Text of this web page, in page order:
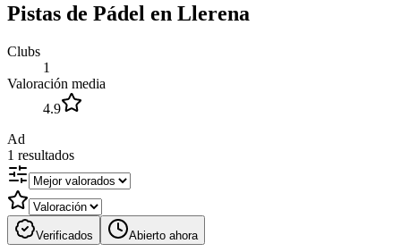
Pistas de Pádel en Llerena
Clubs
1
Valoración media
4.9
Ad
1 resultados
Verificados Abierto ahora